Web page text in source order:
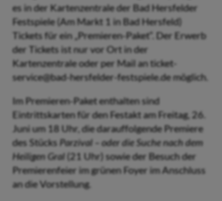
es in der Kartenzentrale der Bad Hersfelder
Festspiele (Am Markt 1 in Bad Hersfeld)
Tickets für ein „Premieren-Paket“. Der Erwerb
der Tickets ist nur vor Ort in der
Kartenzentrale oder per Mail an ticket-
service@bad-hersfelder-festspiele.de möglich.
Im Premieren-Paket enthalten sind
Eintrittskarten für den Festakt am Freitag, 26.
Juni um 18 Uhr, die darauffolgende Premiere
des Stücks Parzival – oder die Suche nach dem
Heiligen Gral (21 Uhr) sowie der Besuch der
Premierenfeier im grünen Foyer im Anschluss
an die Vorstellung.